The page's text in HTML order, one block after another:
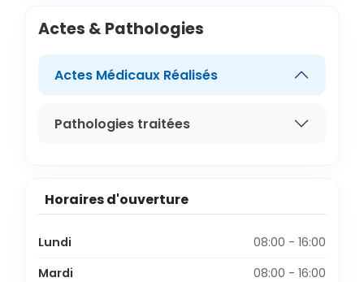
Actes & Pathologies
Actes Médicaux Réalisés
Pathologies traitées
Horaires d'ouverture
Lundi
08:00 - 16:00
Mardi
08:00 - 16:00